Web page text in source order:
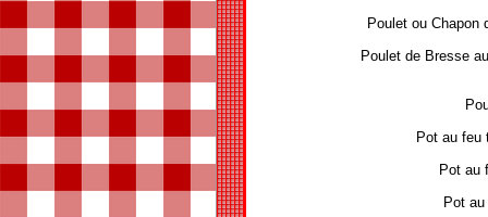
Poulet ou Chapon
Poulet de Bresse
Pot au
Pot au
Pot